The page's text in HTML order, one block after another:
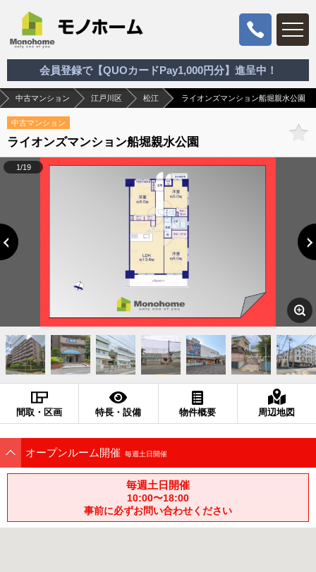
会員登録で【QUOカードPay1,000円分】進呈中！
中古マンション 江戸川区 松江 ライオンズマンション船堀親水公園
中古マンション
ライオンズマンション船堀親水公園
1/19
間取・区画 特長・設備 物件概要 周辺地図
オープンルーム開催 毎週土日開催
毎週土日開催
10:00〜18:00
事前に必ずお問い合わせください